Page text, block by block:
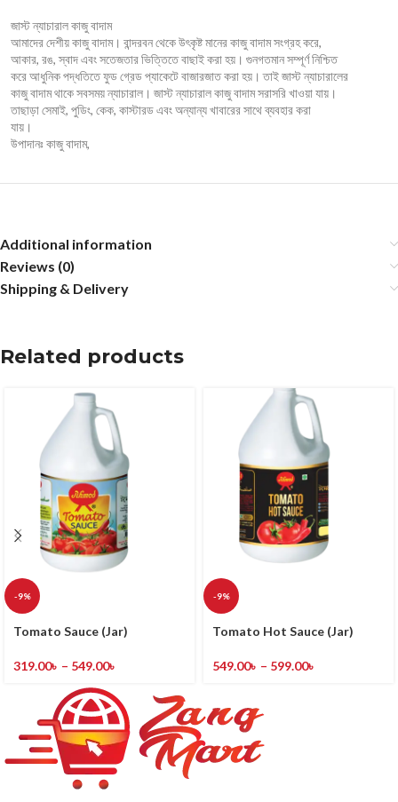
জাস্ট ন্যাচারাল কাজু বাদাম
আমাদের দেশীয় কাজু বাদাম। বান্দরবন থেকে উৎকৃষ্ট মানের কাজু বাদাম সংগ্রহ করে,
আকার, রঙ, স্বাদ এবং সতেজতার ভিত্তিতে বাছাই করা হয়। গুনগতমান সম্পূর্ণ নিশ্চিত
করে আধুনিক পদ্ধতিতে ফুড গ্রেড প্যাকেটে বাজারজাত করা হয়। তাই জাস্ট ন্যাচারালের
কাজু বাদাম থাকে সবসময় ন্যাচারাল। জাস্ট ন্যাচারাল কাজু বাদাম সরাসরি খাওয়া যায়।
তাছাড়া সেমাই, পুডিং, কেক, কাস্টারড এবং অন্যান্য খাবারের সাথে ব্যবহার করা
যায়।
উপাদানঃ কাজু বাদাম,
Additional information
Reviews (0)
Shipping & Delivery
Related products
-9%
Tomato Sauce (Jar)
319.00৳ – 549.00৳
-9%
Tomato Hot Sauce (Jar)
549.00৳ – 599.00৳